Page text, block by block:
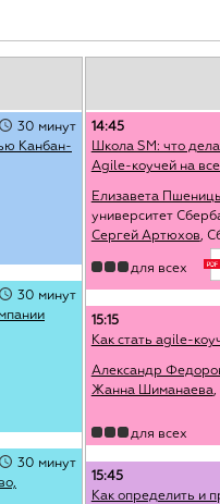
30 минут
Канбан-
30 минут
30 минут
14:45
Школа SM: что
Agile-коучей на
Елизавета
университет
Сергей Артюхов,
для всех
15:15
Как стать agile-
Александр
Жанна Шиманаева,
для всех
15:45
Как определить и